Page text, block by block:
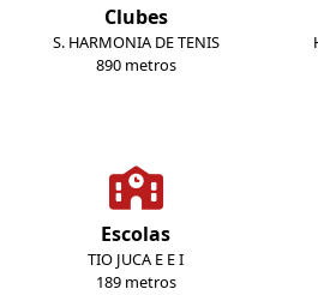
Clubes
S. HARMONIA DE TENIS
890 metros
Escolas
TIO JUCA E E I
189 metros